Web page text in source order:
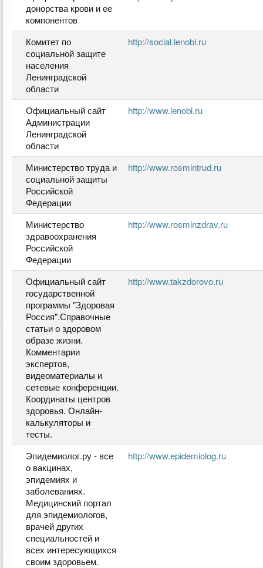
донорства крови и ее
компонентов
Комитет по
социальной защите
населения
Ленинградской
области
http://social.lenobl.ru
Официальный сайт
Администрации
Ленинградской
области
http://www.lenobl.ru
Министерство труда и
социальной защиты
Российской
Федерации
http://www.rosmintrud.ru
Министерство
здравоохранения
Российской
Федерации
http://www.rosminzdrav.ru
Официальный сайт
государственной
программы "Здоровая
Россия".Справочные
статьи о здоровом
образе жизни.
Комментарии
экспертов,
видеоматериалы и
сетевые конференции.
Координаты центров
здоровья. Онлайн-
калькуляторы и
тесты.
http://www.takzdorovo.ru
Эпидемиолог.ру - все
о вакцинах,
эпидемиях и
заболеваниях.
Медицинский портал
для эпидемиологов,
врачей других
специальностей и
всех интересующихся
своим здоровьем.
http://www.epidemiolog.ru